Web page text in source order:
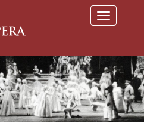
T
o
l
e
n
a
v
i
g